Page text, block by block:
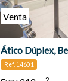
Venta
Ático Dúplex,
Ref. 14601